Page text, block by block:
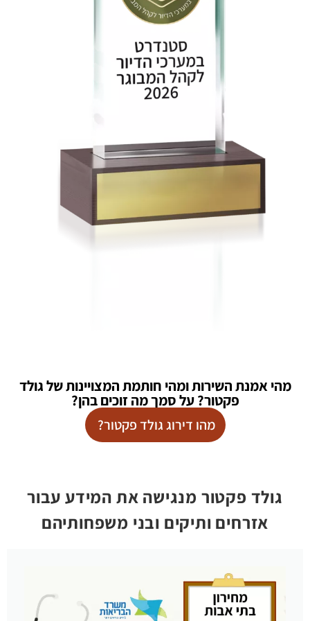
מהי אמנת השירות ומהי חותמת המצויינות של גולד
פקטור? על סמך מה זוכים בהן?
מהו דירוג גולד פקטור?
גולד פקטור מנגישה את המידע עבור
אזרחים ותיקים ובני משפחותיהם